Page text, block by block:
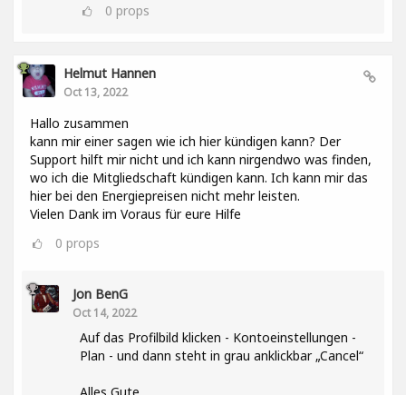
0 props
Helmut Hannen
Oct 13, 2022
Hallo zusammen
kann mir einer sagen wie ich hier kündigen kann? Der
Support hilft mir nicht und ich kann nirgendwo was finden,
wo ich die Mitgliedschaft kündigen kann. Ich kann mir das
hier bei den Energiepreisen nicht mehr leisten.
Vielen Dank im Voraus für eure Hilfe
0 props
Jon BenG
Oct 14, 2022
Auf das Profilbild klicken - Kontoeinstellungen -
Plan - und dann steht in grau anklickbar „Cancel“